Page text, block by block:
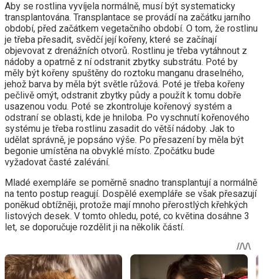
Aby se rostlina vyvíjela normálně, musí být systematicky
transplantována. Transplantace se provádí na začátku jarního
období, před začátkem vegetačního období. O tom, že rostlinu
je třeba přesadit, svědčí její kořeny, které se začínají
objevovat z drenážních otvorů. Rostlinu je třeba vytáhnout z
nádoby a opatrně z ní odstranit zbytky substrátu. Poté by
měly být kořeny spuštěny do roztoku manganu draselného, ​​
jehož barva by měla být světle růžová. Poté je třeba kořeny
pečlivě omýt, odstranit zbytky půdy a použít k tomu dobře
usazenou vodu. Poté se zkontroluje kořenový systém a
odstraní se oblasti, kde je hniloba. Po vyschnutí kořenového
systému je třeba rostlinu zasadit do větší nádoby. Jak to
udělat správně, je popsáno výše. Po přesazení by měla být
begonie umístěna na obvyklé místo. Zpočátku bude
vyžadovat časté zalévání.
Mladé exempláře se poměrně snadno transplantují a normálně
na tento postup reagují. Dospělé exempláře se však přesazují
poněkud obtížněji, protože mají mnoho přerostlých křehkých
listových desek. V tomto ohledu, poté, co květina dosáhne 3
let, se doporučuje rozdělit ji na několik částí.